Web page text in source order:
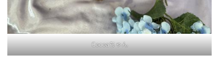
Cocoaちゃん